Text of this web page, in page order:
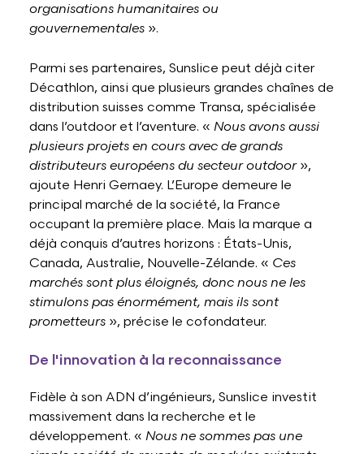
organisations humanitaires ou
gouvernementales ».
Parmi ses partenaires, Sunslice peut déjà citer
Décathlon, ainsi que plusieurs grandes chaînes de
distribution suisses comme Transa, spécialisée
dans l’outdoor et l’aventure. « Nous avons aussi
plusieurs projets en cours avec de grands
distributeurs européens du secteur outdoor»,
ajoute Henri Gernaey. L’Europe demeure le
principal marché de la société, la France
occupant la première place. Mais la marque a
déjà conquis d’autres horizons : États-Unis,
Canada, Australie, Nouvelle-Zélande. « Ces
marchés sont plus éloignés, donc nous ne les
stimulons pas énormément, mais ils sont
prometteurs », précise le cofondateur.
De l'innovation à la reconnaissance
Fidèle à son ADN d’ingénieurs, Sunslice investit
massivement dans la recherche et le
développement. « Nous ne sommes pas une